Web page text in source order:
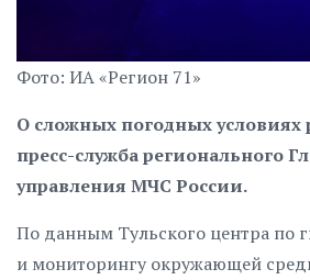
Фото: ИА «Регион 71»
О сложных погодных условиях
пресс-служба регионального
управления МЧС России.
По данным Тульского центра по
и мониторингу окружающей